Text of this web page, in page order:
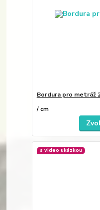
Bordura pro metráž
/cm
s video ukázkou